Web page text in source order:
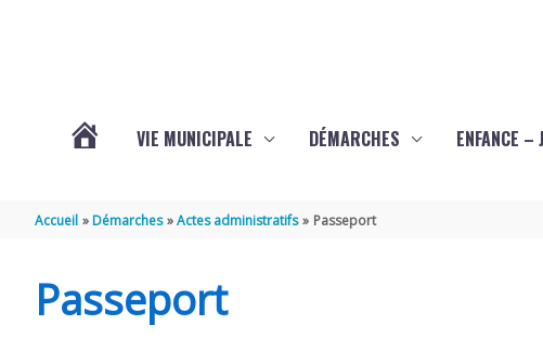
THÉNAC
VIE MUNICIPALE DÉMARCHES ENFANCE –
Accueil Démarches Actes administratifs Passeport
Passeport